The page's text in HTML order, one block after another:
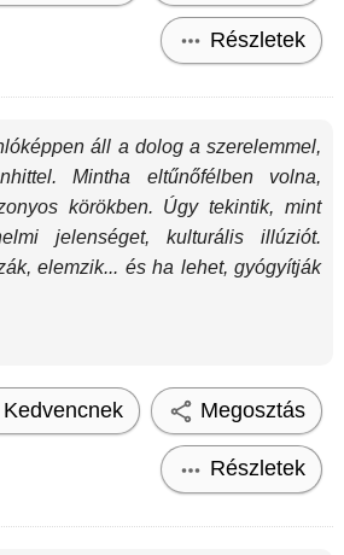
Részletek
áll a dolog a szerelemmel,
Mintha eltűnőfélben volna,
körökben. Úgy tekintik, mint
jelenséget, kulturális illúziót.
elemzik... és ha lehet, gyógyítják
Kedvencnek Megosztás
Részletek